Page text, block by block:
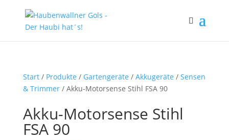
Start/ Produkte / Gartengeräte / Akkugeräte / Sensen
& Trimmer/ Akku-Motorsense Stihl FSA 90
Akku-Motorsense Stihl
FSA 90